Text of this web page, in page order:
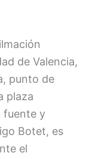
de Valencia,
punto de
plaza
fuente y
Botet, es
el